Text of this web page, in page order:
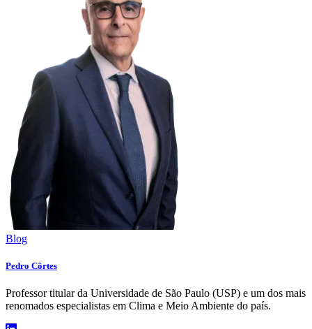
Blog
Pedro Côrtes
Professor titular da Universidade de São Paulo (USP) e um dos mais
renomados especialistas em Clima e Meio Ambiente do país.